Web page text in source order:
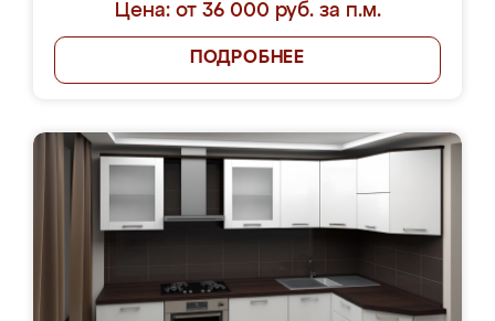
Цена: от 36 000 руб. за п.м.
ПОДРОБНЕЕ